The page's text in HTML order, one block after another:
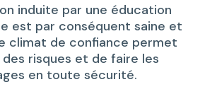
induite par une éducation
est par conséquent saine et
climat de confiance permet
risques et de faire les
en toute sécurité.